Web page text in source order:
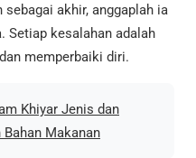
akhir, anggaplah ia
Setiap kesalahan adalah
memperbaiki diri.
Khiyar Jenis dan
Makanan